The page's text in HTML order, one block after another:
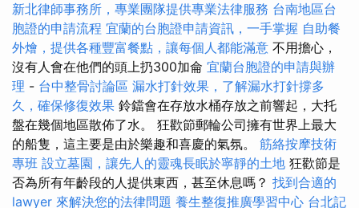
新北律師事務所，專業團隊提供專業法律服務 台南地區台
胞證的申請流程 宜蘭的台胞證申請資訊，一手掌握 自助餐
外燴，提供各種豐富餐點，讓每個人都能滿意 不用擔心，
沒有人會在他們的頭上扔300加侖 宜蘭台胞證的申請與辦
理 - 台中整骨討論區 漏水打針效果，了解漏水打針撐多
久，確保修復效果 鈴鐺會在存放水桶存放之前響起，大托
盤在幾個地區散佈了水。 狂歡節郵輪​​公司擁有世界上最大
的船隻，這主要是由於樂趣和喜慶的氣氛。 筋絡按摩技術
專班 設立墓園，讓先人的靈魂長眠於寧靜的土地 狂歡節是
否為所有年齡段的人提供東西，甚至休息嗎？ 找到合適的
lawyer 來解決您的法律問題 養生整復推廣學習中心 台北記